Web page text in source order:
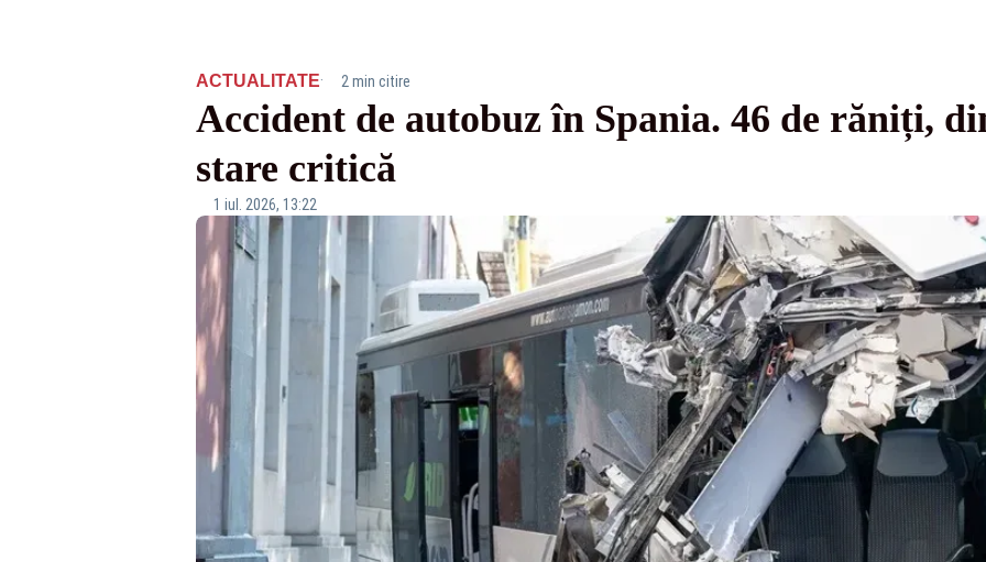
ACTUALITATE· 2 min citire
Accident de autobuz în Spania. 46 de răniți,
stare critică
1 iul. 2026, 13:22